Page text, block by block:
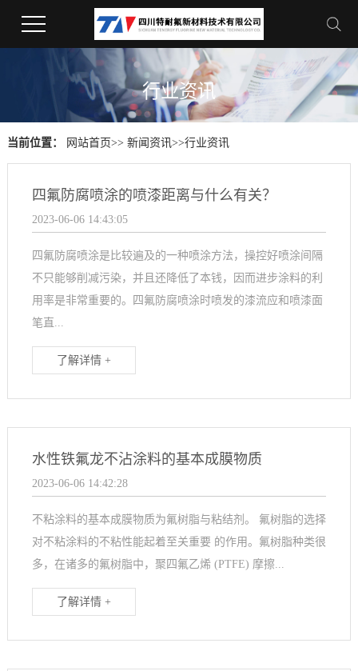
行业资讯
当前位置： 网站首页>> 新闻资讯>>行业资讯
四氟防腐喷涂的喷漆距离与什么有关？
2023-06-06 14:43:05
四氟防腐喷涂是比较遍及的一种喷涂方法，操控好喷涂间隔
不只能够削减污染，并且还降低了本钱，因而进步涂料的利
用率是非常重要的。四氟防腐喷涂时喷发的漆流应和喷漆面
笔直...
了解详情 +
水性铁氟龙不沾涂料的基本成膜物质
2023-06-06 14:42:28
不粘涂料的基本成膜物质为氟树脂与粘结剂。 氟树脂的选择
对不粘涂料的不粘性能起着至关重要 的作用。氟树脂种类很
多，在诸多的氟树脂中，聚四氟乙烯 (PTFE) 摩擦...
了解详情 +